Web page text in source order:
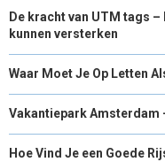
De kracht van UTM tags
kunnen versterken
Waar Moet Je Op Letten
Vakantiepark Amsterdam
Hoe Vind Je een Goede